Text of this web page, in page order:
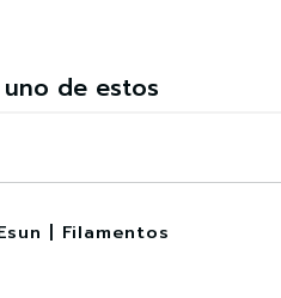
de estos
| Filamentos